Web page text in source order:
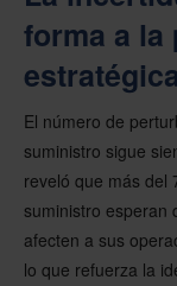
forma a
El número de
suministro sigue
reveló que más del
suministro esperan
afecten a sus
lo que refuerza la